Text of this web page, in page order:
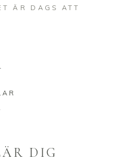
ÄR DAGS ATT
DIG